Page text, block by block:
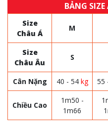
BẢNG
Size
Châu Á
M
Size
Châu Âu
S
Cân Nặng 40 - 54 kg 55
Chiều Cao
1m50 -
1m66